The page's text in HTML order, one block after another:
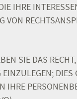
IHRE
SIE DAS
IHRE